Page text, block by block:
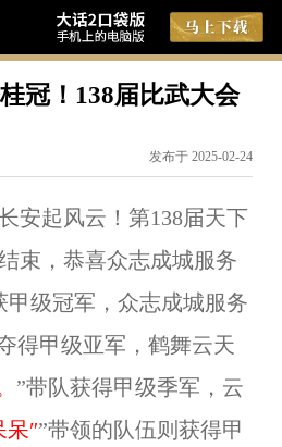
冠！138届比武大会
发布于 2025-02-24
起风云！第138届天下
束，恭喜众志成城服务
甲级冠军，众志成城服务
得甲级亚军，鹤舞云天
”带队获得甲级季军，云
呆″”带领的队伍则获得甲